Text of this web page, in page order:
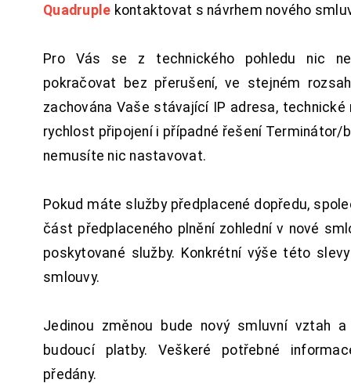
Quadruple kontaktovat s návrhem nového
Pro Vás se z technického pohledu nic
pokračovat bez přerušení, ve stejném
zachována Vaše stávající IP adresa, technické
rychlost připojení i případné řešení Terminátor/
nemusíte nic nastavovat.
Pokud máte služby předplacené dopředu,
část předplaceného plnění zohlední v nové
poskytované služby. Konkrétní výše této
smlouvy.
Jedinou změnou bude nový smluvní vztah
budoucí platby. Veškeré potřebné
předány.